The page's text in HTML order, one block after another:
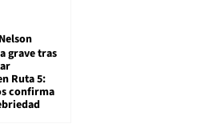
Nelson
grave tras
Ruta 5:
confirma